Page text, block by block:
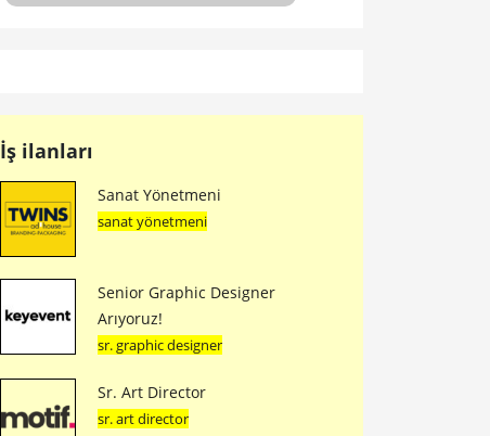
İş ilanları
Sanat Yönetmeni
sanat yönetmeni
Senior Graphic Designer
Arıyoruz!
sr. graphic designer
Sr. Art Director
sr. art director